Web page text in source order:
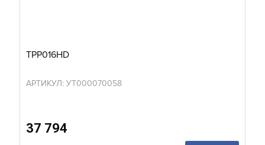
TPP016HD
АРТИКУЛ: УТ000070058
37 794